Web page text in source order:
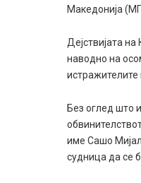
Македонија
Дејствијата
наводно на
истражителите
Без оглед што
име Сашо
судница да се